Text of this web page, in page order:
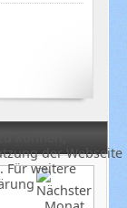
können,
der Webseite
Für weitere